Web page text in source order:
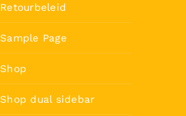
Retourbeleid
Sample Page
Shop
Shop dual sidebar